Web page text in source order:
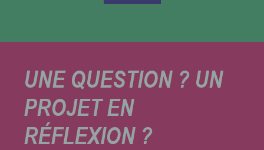
UNE QUESTION ? UN
PROJET EN
RÉFLEXION ?